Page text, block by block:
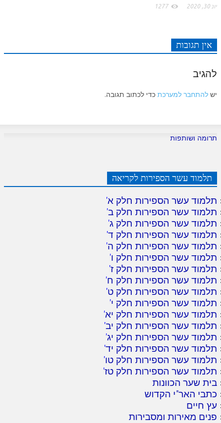
יונ 30, 2020 1277
אין תגובות
להגיב
יש להתחבר למערכת כדי לכתוב תגובה.
תרומה ושותפות
תלמוד עשר הספירות לקריאה
תלמוד עשר הספירות חלק א'
תלמוד עשר הספירות חלק ב'
תלמוד עשר הספירות חלק ג'
תלמוד עשר הספירות חלק ד'
תלמוד עשר הספירות חלק ה'
תלמוד עשר הספירות חלק ו'
תלמוד עשר הספירות חלק ז'
תלמוד עשר הספירות חלק ח'
תלמוד עשר הספירות חלק ט'
תלמוד עשר הספירות חלק י'
תלמוד עשר הספירות חלק יא'
תלמוד עשר הספירות חלק יב'
תלמוד עשר הספירות חלק יג'
תלמוד עשר הספירות חלק יד'
תלמוד עשר הספירות חלק טו'
תלמוד עשר הספירות חלק טז'
בית שער הכוונות
כתבי האר"י הקדוש
עץ חיים
פנים מאירות ומסבירות